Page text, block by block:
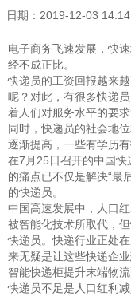
日期： 2019-12-03
电子商务飞速发展，快
经不成正比。
快递员的工资回报越来
呢？对此，有很多快递
着人们对服务水平的要
同时，快递员的社会地
逐渐提高，一些有学历
在7月25日召开的中国快
的痛点已不仅是解决“最
的快递员。
中国高速发展中，人口
被智能化技术所取代，
快递员。快递行业正处
来无疑是让这些快递企业
智能快递柜提升末端物
快递员不足是人口红利